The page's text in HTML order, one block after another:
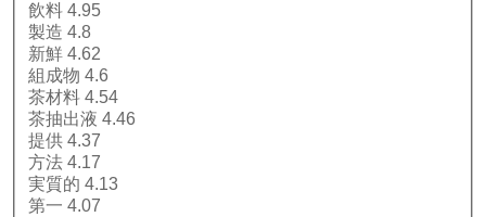
飲料 4.95
製造 4.8
新鮮 4.62
組成物 4.6
茶材料 4.54
茶抽出液 4.46
提供 4.37
方法 4.17
実質的 4.13
第一 4.07